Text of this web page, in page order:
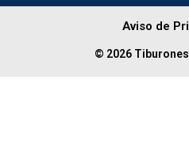
Aviso de
© 2026